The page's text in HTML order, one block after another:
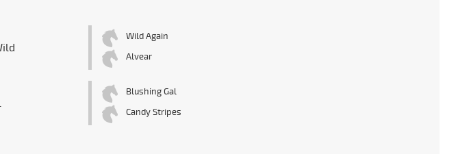
Wild Again
Alvear
Blushing Gal
Candy Stripes